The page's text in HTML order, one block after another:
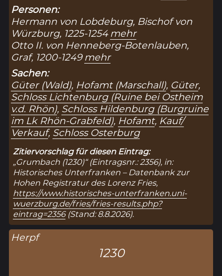
Personen:
Hermann von Lobdeburg, Bischof von
Würzburg, 1225-1254 mehr
Otto II. von Henneberg-Botenlauben,
Graf, 1200-1249 mehr
Sachen:
Güter (Wald), Hofamt (Marschall), Güter,
Schloss Lichtenburg (Ruine bei Ostheim
v.d. Rhön), Schloss Hildenburg (Burgruine
im Lk Rhön-Grabfeld), Hofamt, Kauf/
Verkauf, Schloss Osterburg
Zitiervorschlag für diesen Eintrag:
„Grumbach (1230)“ (Eintragsnr.: 2356), in:
Historisches Unterfranken – Datenbank zur
Hohen Registratur des Lorenz Fries,
https://www.historisches-unterfranken.uni-
wuerzburg.de/fries/fries-results.php?
eintrag=2356(Stand: 8.8.2026).
Herpf
1230